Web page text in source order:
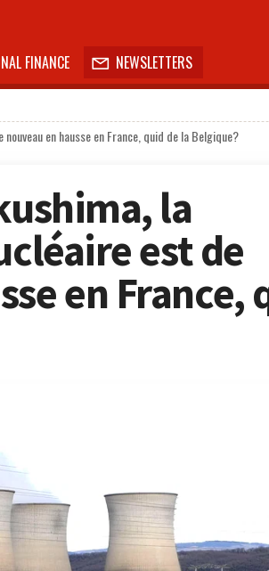
FINANCE  NEWSLETTERS
en hausse en France, quid de la Belgique?
la
est de
en France,